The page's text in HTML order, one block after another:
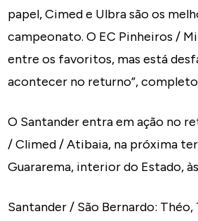
papel, Cimed e Ulbra são os
campeonato. O EC Pinheiros /
entre os favoritos, mas está
acontecer no returno”,
O Santander entra em ação no
/ Climed / Atibaia, na próxima
Guararema, interior do Estado, às
Santander / São Bernardo: Théo,